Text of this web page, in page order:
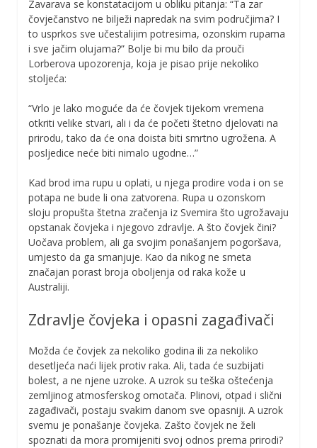
Zavarava se konstatacijom u obliku pitanja: “Ta zar
čovječanstvo ne bilježi napredak na svim područjima? I
to usprkos sve učestalijim potresima, ozonskim rupama
i sve jačim olujama?” Bolje bi mu bilo da prouči
Lorberova upozorenja, koja je pisao prije nekoliko
stoljeća:
“Vrlo je lako moguće da će čovjek tijekom vremena
otkriti velike stvari, ali i da će početi štetno djelovati na
prirodu, tako da će ona doista biti smrtno ugrožena. A
posljedice neće biti nimalo ugodne…”
Kad brod ima rupu u oplati, u njega prodire voda i on se
potapa ne bude li ona zatvorena. Rupa u ozonskom
sloju propušta štetna zračenja iz Svemira što ugrožavaju
opstanak čovjeka i njegovo zdravlje. A što čovjek čini?
Uočava problem, ali ga svojim ponašanjem pogoršava,
umjesto da ga smanjuje. Kao da nikog ne smeta
značajan porast broja oboljenja od raka kože u
Australiji.
Zdravlje čovjeka i opasni zagađivači
Možda će čovjek za nekoliko godina ili za nekoliko
desetljeća naći lijek protiv raka. Ali, tada će suzbijati
bolest, a ne njene uzroke. A uzrok su teška oštećenja
zemljinog atmosferskog omotača. Plinovi, otpad i slični
zagađivači, postaju svakim danom sve opasniji. A uzrok
svemu je ponašanje čovjeka. Zašto čovjek ne želi
spoznati da mora promijeniti svoj odnos prema prirodi?